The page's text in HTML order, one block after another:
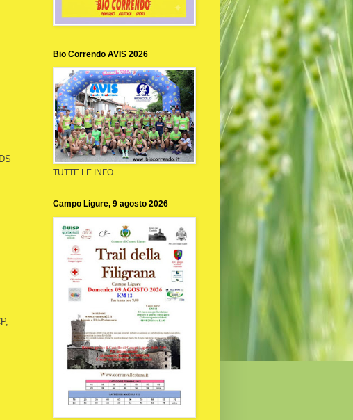
Bio Correndo AVIS 2026
TUTTE LE INFO
Campo Ligure, 9 agosto 2026